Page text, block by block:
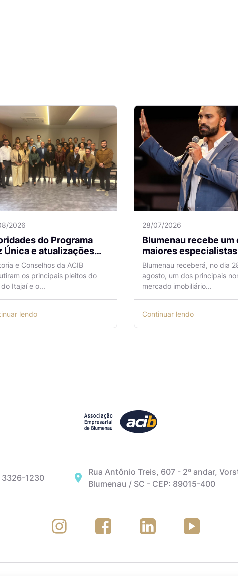
2026
do Programa
Única e atualizações
o Aeroporto de
são temas de
na ACIB
e Conselhos da ACIB
os principais pleitos do
do Itajaí e o...
lendo
28/07/2026
Blumenau recebe um
maiores especialistas em
vendas do mercado
imobiliário
Blumenau receberá, no dia
agosto, um dos principais
mercado imobiliário...
Continuar lendo
3326-1230
Rua Antônio Treis, 607 - 2º andar,
Blumenau / SC - CEP: 89015-400